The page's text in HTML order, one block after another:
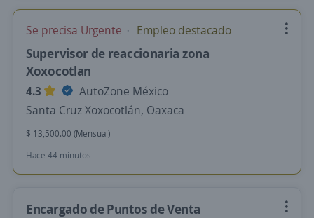
Se precisa Urgente Empleo destacado
Supervisor de reaccionaria zona
Xoxocotlan
4.3
AutoZone México
Santa Cruz Xoxocotlán, Oaxaca
$ 13,500.00 (Mensual)
Hace 44 minutos
Encargado de Puntos de Venta